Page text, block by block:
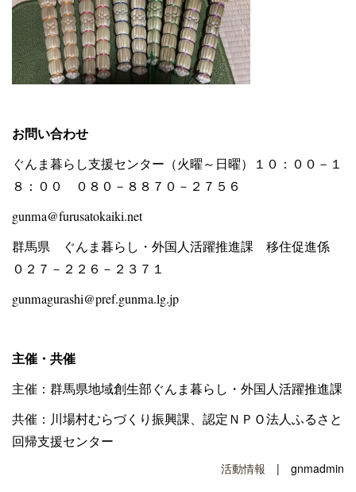
お問い合わせ
ぐんま暮らし支援センター（火曜～日曜）１０：００－１
８：００ ０８０－８８７０－２７５６
gunma@furusatokaiki.net
群馬県 ぐんま暮らし・外国人活躍推進課 移住促進係
０２７－２２６－２３７１
gunmagurashi@pref.gunma.lg.jp
主催・共催
主催：群馬県地域創生部ぐんま暮らし・外国人活躍推進課
共催：川場村むらづくり振興課、認定ＮＰＯ法人ふるさと
回帰支援センター
活動情報 | gnmadmin